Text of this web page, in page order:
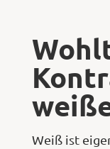
Weiß ist